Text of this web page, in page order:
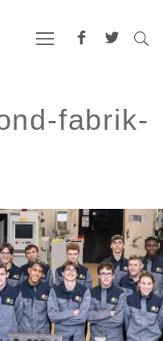
fabrik-